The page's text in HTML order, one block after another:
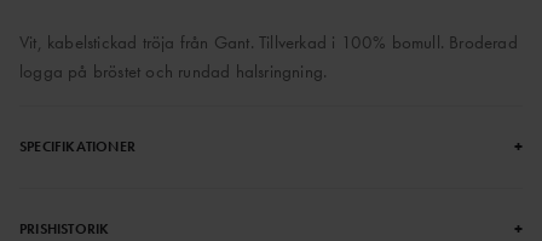
Vit, kabelstickad tröja från Gant. Tillverkad i 100% bomull. Broderad
logga på bröstet och rundad halsringning.
SPECIFIKATIONER +
PRISHISTORIK +